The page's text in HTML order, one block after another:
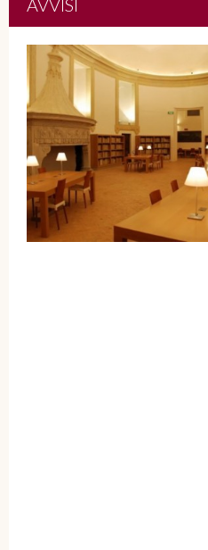
Roma 1943-1946.
carte non dicono:
dalla Resistenza
L'Archivio Storico
Archivissima 2026 - Il
degli Archivi” dedicata
Resistenza e della
Repubblica -
VISITABILE FINO A